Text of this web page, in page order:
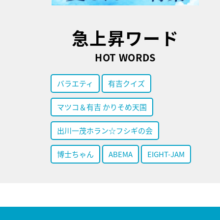
急上昇ワード
HOT WORDS
バラエティ 有吉クイズ
マツコ＆有吉 かりそめ天国
出川一茂ホラン☆フシギの会
博士ちゃん ABEMA EIGHT-JAM